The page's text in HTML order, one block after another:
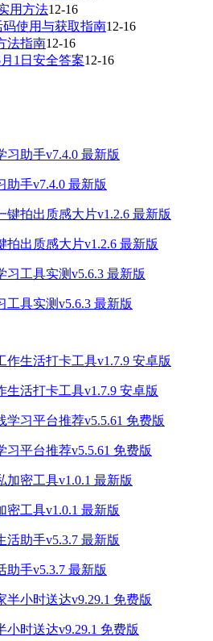
用方法12-16
使用与获取指南12-16
法指南12-16
1日安全答案12-16
助手v7.4.0 最新版
拍出质感大片v1.2.6 最新版
工具实测v5.6.3 最新版
生活打卡工具v1.7.9 安卓版
习平台推荐v5.5.61 免费版
密工具v1.0.1 最新版
助手v5.3.7 最新版
小时送达v9.29.1 免费版